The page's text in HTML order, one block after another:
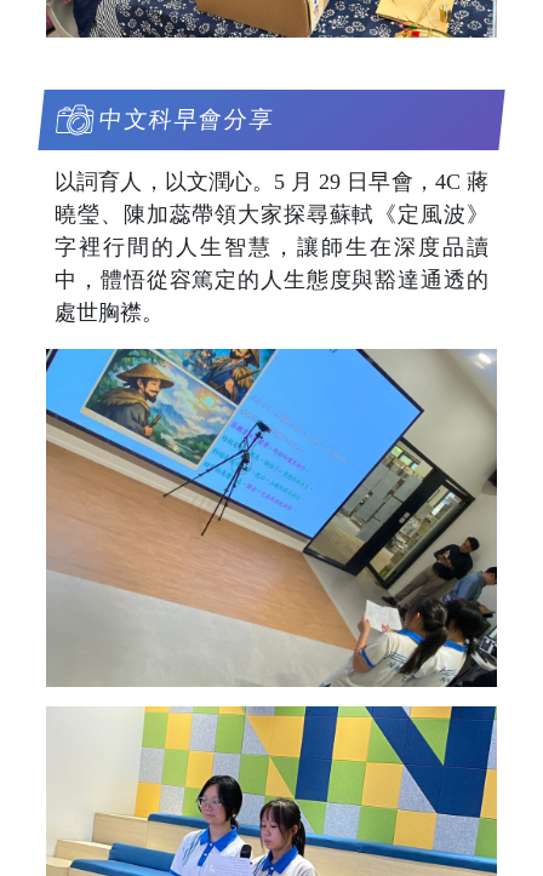
中文科早會分享
以詞育人，以文潤心。5 月 29 日早會，4C 蔣
曉瑩、陳加蕊帶領大家探尋蘇軾《定風波》
字裡行間的人生智慧，讓師生在深度品讀
中，體悟從容篤定的人生態度與豁達通透的
處世胸襟。